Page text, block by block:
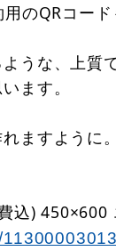
のQRコー
うな、上質
ます。
ますように
込) 450×600